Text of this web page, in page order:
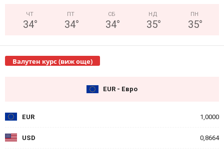
ЧТ
34°
ПТ
34°
СБ
34°
НД
35°
ПН
35°
Валутен курс (виж още)
EUR - Евро
EUR 1,0000
USD 0,8664